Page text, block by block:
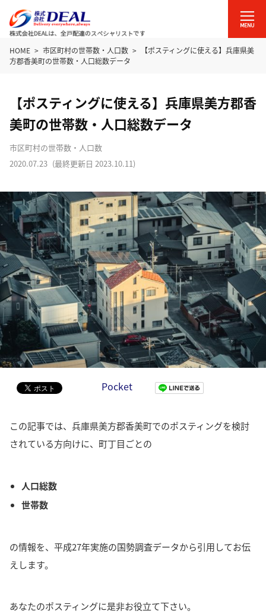
HOME 市区町村の世帯数・人口数
【ポスティングに使える】兵庫県美
方郡香美町の世帯数・人口総数データ
【ポスティングに使える】兵庫県美方郡香
美町の世帯数・人口総数データ
市区町村の世帯数・人口数
2020.07.23 (最終更新日 2023.10.11)
Pocket
この記事では、兵庫県美方郡香美町でのポスティングを検討
されている方向けに、町丁目ごとの
人口総数
世帯数
の情報を、平成27年実施の国勢調査データから引用してお伝
えします。
あなたのポスティングに是非お役立て下さい。